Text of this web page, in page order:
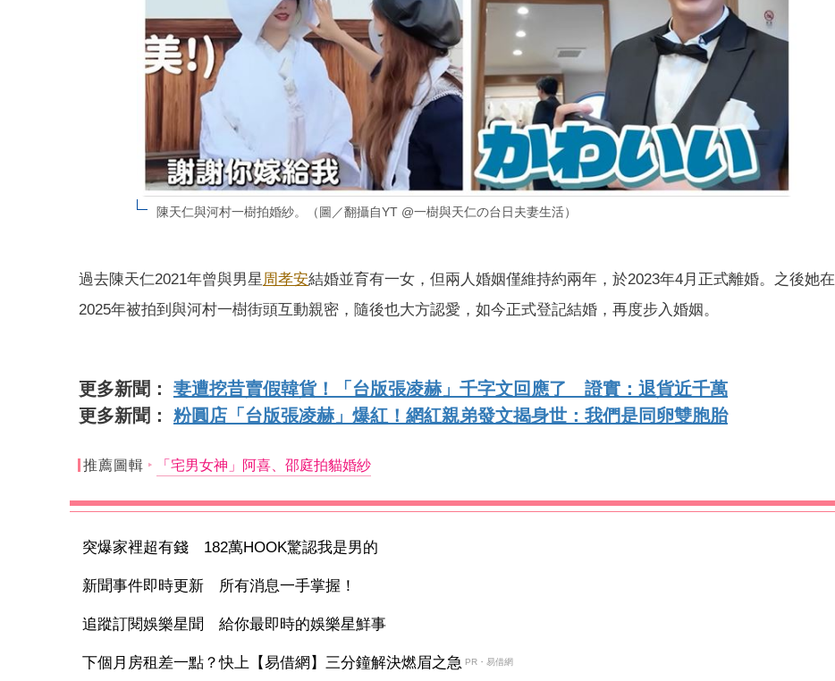
陳天仁與河村一樹拍婚紗。（圖／翻攝自YT @一樹與天仁の台日夫妻生活）
過去陳天仁2021年曾與男星 周孝安結婚並育有一女，但兩人婚姻僅維持約兩年，於2023年4月正式離婚。之後她在
2025年被拍到與河村一樹街頭互動親密，隨後也大方認愛，如今正式登記結婚，再度步入婚姻。
更多新聞： 妻遭挖昔賣假韓貨！「台版張凌赫」千字文回應了 證實：退貨近千萬
更多新聞： 粉圓店「台版張凌赫」爆紅！網紅親弟發文揭身世：我們是同卵雙胞胎
推薦圖輯 「宅男女神」阿喜、邵庭拍貓婚紗
突爆家裡超有錢 182萬HOOK驚認我是男的
新聞事件即時更新 所有消息一手掌握！
追蹤訂閱娛樂星聞 給你最即時的娛樂星鮮事
下個月房租差一點？快上【易借網】三分鐘解決燃眉之急 PR・易借網